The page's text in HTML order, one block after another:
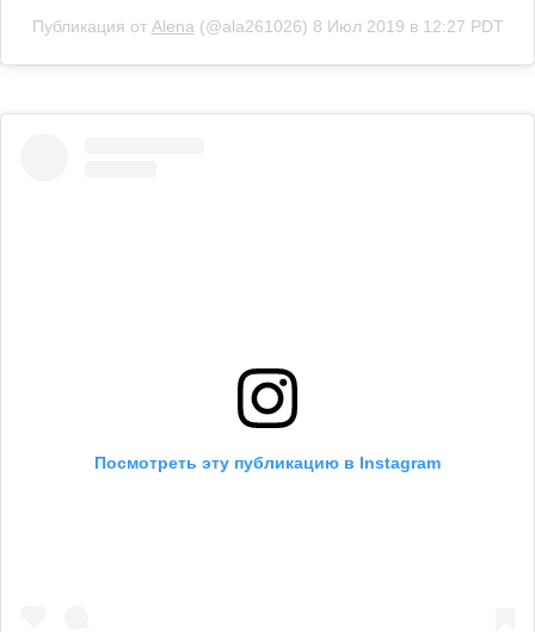
Публикация от Alena (@ala261026) 8 Июл 2019 в 12:27 PDT
Посмотреть эту публикацию в Instagram